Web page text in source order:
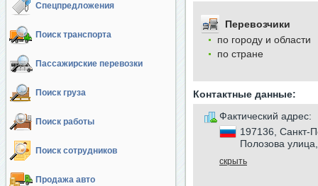
Спецпредложения
Поиск транспорта
Пассажирские перевозки
Поиск груза
Поиск работы
Поиск сотрудников
Продажа авто
Перевозчики
по городу и области
по стране
Контактные данные:
Фактический адрес:
197136, Санкт-
Полозова
скрыть